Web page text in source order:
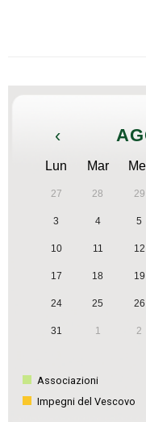
‹
Lun Mar
27 28 29
3 4 5
10 11 12
17 18 19
24 25 26
31 1 2
Associazioni
Impegni del Vescovo